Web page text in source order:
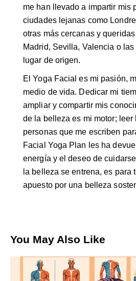
me han llevado a impartir mis
ciudades lejanas como
otras más cercanas y
Madrid, Sevilla, Valencia o
lugar de origen.
El Yoga Facial es mi pasión,
medio de vida. Dedicar mi
ampliar y compartir mis
de la belleza es mi motor;
personas que me escriben
Facial Yoga Plan les ha
energía y el deseo de
la belleza se entrena, es para
apuesto por una belleza
You May Also Like